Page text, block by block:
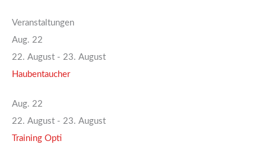
Veranstaltungen
Aug. 22
22. August - 23. August
Haubentaucher
Aug. 22
22. August - 23. August
Training Opti